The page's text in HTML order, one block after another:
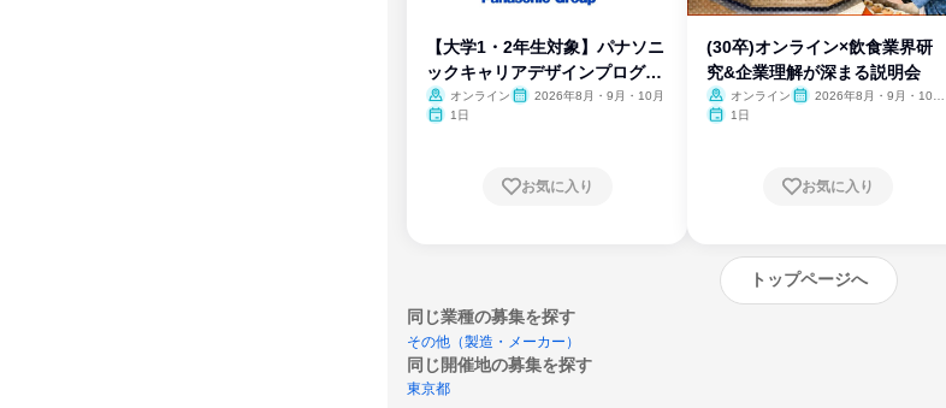
【大学1・2年生対象】パナソニ
ックキャリアデザインプログラ
ム
オンライン
2026年8月・9月・10月
1日
お気に入り
(30卒)オンライン×飲食業界研
究&企業理解が深まる説明会
オンライン
2026年8月・9月・10
1日
お気に入り
トップページへ
同じ業種の募集を探す
その他（製造・メーカー）
同じ開催地の募集を探す
東京都